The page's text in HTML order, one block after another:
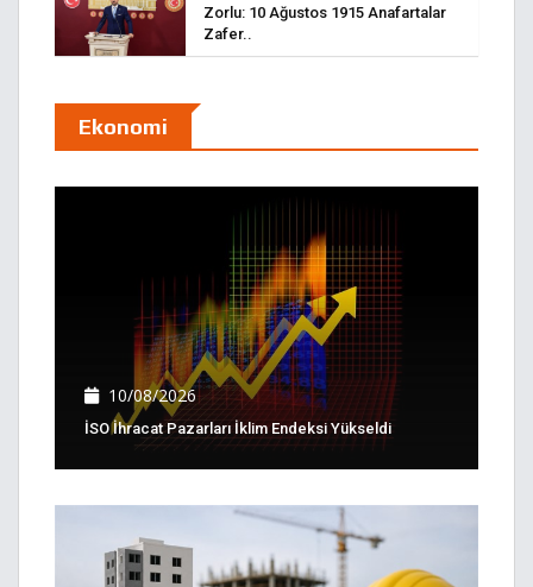
Zorlu: 10 Ağustos 1915 Anafartalar
Zafer..
Ekonomi
10/08/2026
İSO İhracat Pazarları İklim Endeksi Yükseldi